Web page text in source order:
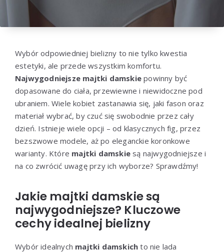
Wybór odpowiedniej bielizny to nie tylko kwestia
estetyki, ale przede wszystkim komfortu.
Najwygodniejsze majtki damskie powinny być
dopasowane do ciała, przewiewne i niewidoczne pod
ubraniem. Wiele kobiet zastanawia się, jaki fason oraz
materiał wybrać, by czuć się swobodnie przez cały
dzień. Istnieje wiele opcji – od klasycznych fig, przez
bezszwowe modele, aż po eleganckie koronkowe
warianty. Które majtki damskie są najwygodniejsze i
na co zwrócić uwagę przy ich wyborze? Sprawdźmy!
Jakie majtki damskie są
najwygodniejsze? Kluczowe
cechy idealnej bielizny
Wybór idealnych majtki damskich to nie lada